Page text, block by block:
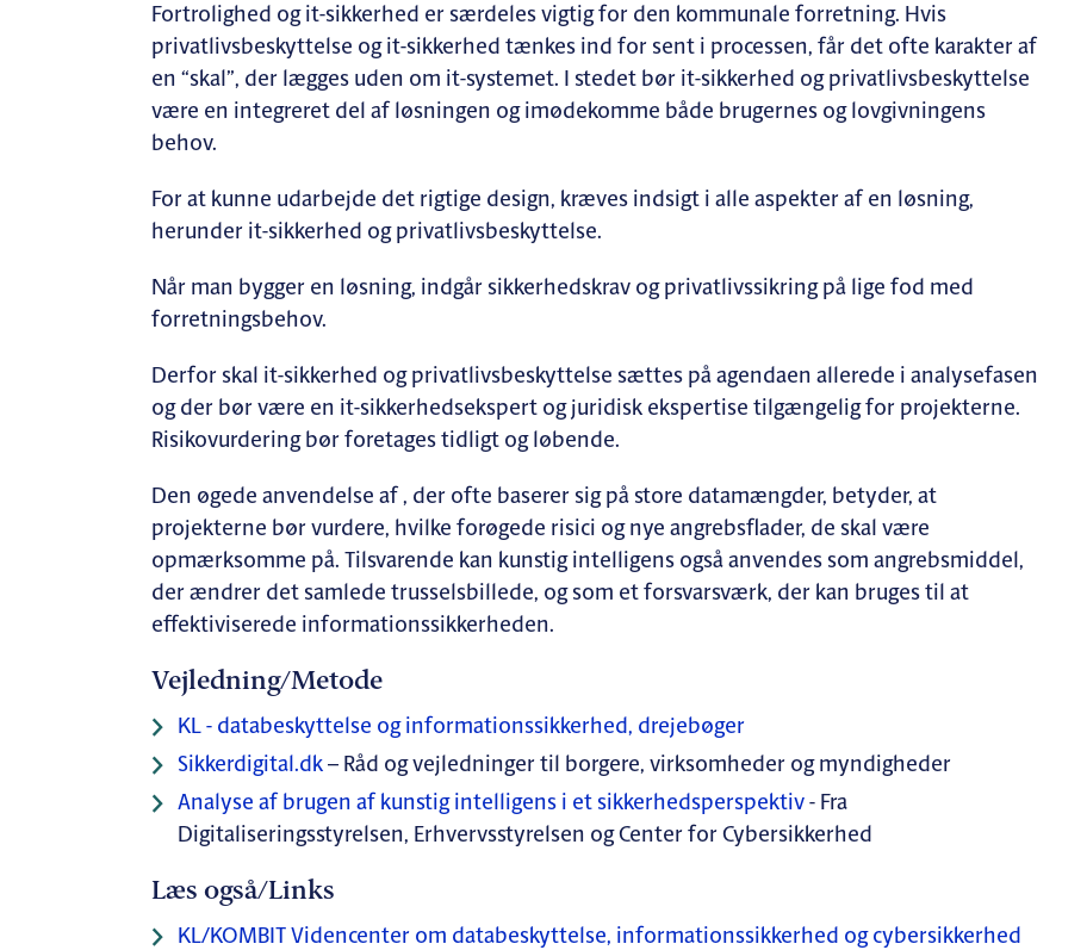
Fortrolighed og it-sikkerhed er særdeles vigtig for den kommunale forretning. Hvis
privatlivsbeskyttelse og it-sikkerhed tænkes ind for sent i processen, får det ofte karakter af
en “skal”, der lægges uden om it-systemet. I stedet bør it-sikkerhed og privatlivsbeskyttelse
være en integreret del af løsningen og imødekomme både brugernes og lovgivningens
behov.
For at kunne udarbejde det rigtige design, kræves indsigt i alle aspekter af en løsning,
herunder it-sikkerhed og privatlivsbeskyttelse.
Når man bygger en løsning, indgår sikkerhedskrav og privatlivssikring på lige fod med
forretningsbehov.
Derfor skal it-sikkerhed og privatlivsbeskyttelse sættes på agendaen allerede i analysefasen
og der bør være en it-sikkerhedsekspert og juridisk ekspertise tilgængelig for projekterne.
Risikovurdering bør foretages tidligt og løbende.
Den øgede anvendelse af , der ofte baserer sig på store datamængder, betyder, at
projekterne bør vurdere, hvilke forøgede risici og nye angrebsflader, de skal være
opmærksomme på. Tilsvarende kan kunstig intelligens også anvendes som angrebsmiddel,
der ændrer det samlede trusselsbillede, og som et forsvarsværk, der kan bruges til at
effektiviserede informationssikkerheden.
Vejledning/Metode
KL - databeskyttelse og informationssikkerhed, drejebøger
Sikkerdigital.dk– Råd og vejledninger til borgere, virksomheder og myndigheder
Analyse af brugen af kunstig intelligens i et sikkerhedsperspektiv- Fra
Digitaliseringsstyrelsen, Erhvervsstyrelsen og Center for Cybersikkerhed
Læs også/Links
KL/KOMBIT Videncenter om databeskyttelse, informationssikkerhed og cybersikkerhed